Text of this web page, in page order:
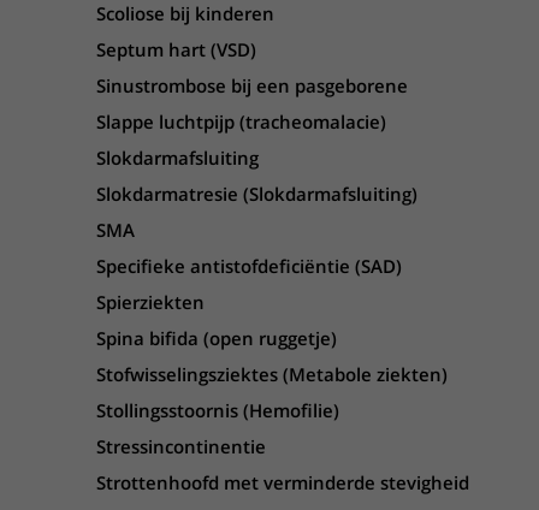
Scoliose bij kinderen
Septum hart (VSD)
Sinustrombose bij een pasgeborene
Slappe luchtpijp (tracheomalacie)
Slokdarmafsluiting
Slokdarmatresie (Slokdarmafsluiting)
SMA
Specifieke antistofdeficiëntie (SAD)
Spierziekten
Spina bifida (open ruggetje)
Stofwisselingsziektes (Metabole ziekten)
Stollingsstoornis (Hemofilie)
Stressincontinentie
Strottenhoofd met verminderde stevigheid